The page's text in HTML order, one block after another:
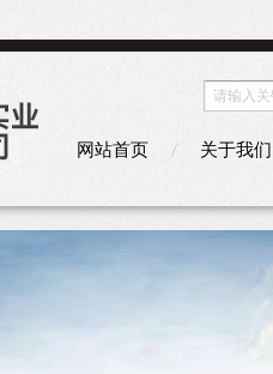
网站首页 关于我们